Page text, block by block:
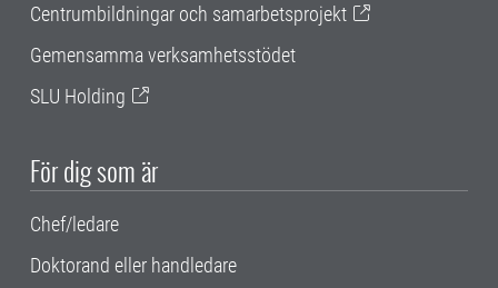
Centrumbildningar och samarbetsprojekt
Gemensamma verksamhetsstödet
SLU Holding
För dig som är
Chef/ledare
Doktorand eller handledare